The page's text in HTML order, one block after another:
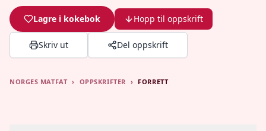
Lagre i kokebok Hopp til oppskrift
Skriv ut Del oppskrift
NORGES MATFAT › OPPSKRIFTER › FORRETT